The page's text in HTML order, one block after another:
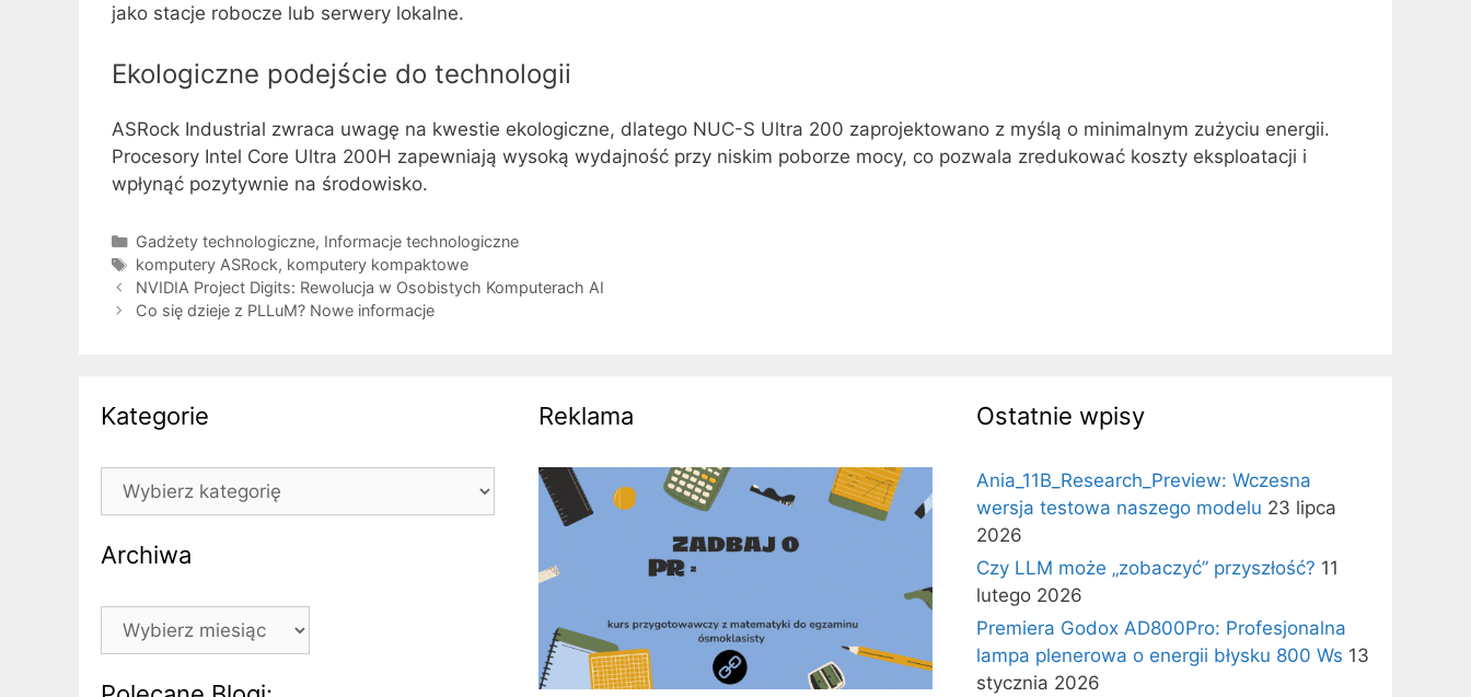
jako stacje robocze lub serwery lokalne.
Ekologiczne podejście do technologii
ASRock Industrial zwraca uwagę na kwestie ekologiczne, dlatego NUC-S Ultra 200 zaprojektowano z myślą o minimalnym zużyciu energii.
Procesory Intel Core Ultra 200H zapewniają wysoką wydajność przy niskim poborze mocy, co pozwala zredukować koszty eksploatacji i
wpłynąć pozytywnie na środowisko.
Kategorie
Gadżety technologiczne, Informacje technologiczne
Tagi
komputery ASRock, komputery kompaktowe
NVIDIA Project Digits: Rewolucja w Osobistych Komputerach AI
Co się dzieje z PLLuM? Nowe informacje
Kategorie
Kategorie
Archiwa
Archiwa
Reklama Ostatnie wpisy
Ania_11B_Research_Preview: Wczesna
wersja testowa naszego modelu 23 lipca
2026
Czy LLM może „zobaczyć” przyszłość? 11
lutego 2026
Premiera Godox AD800Pro: Profesjonalna
lampa plenerowa o energii błysku 800 Ws 13
stycznia 2026